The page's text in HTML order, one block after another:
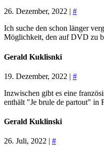
26. Dezember, 2022 | #
Ich suche den schon länger
Möglichkeit, den auf DVD zu
Gerald Kuklisnki
19. Dezember, 2022 | #
Inzwischen gibt es eine
enthält "Je brule de partout" in
Gerald Kuklinski
26. Juli, 2022 | #